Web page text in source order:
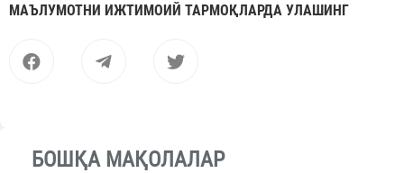
МАЪЛУМОТНИ ИЖТИМОИЙ ТАРМОҚЛАРДА УЛАШИНГ
БОШҚА МАҚОЛАЛАР